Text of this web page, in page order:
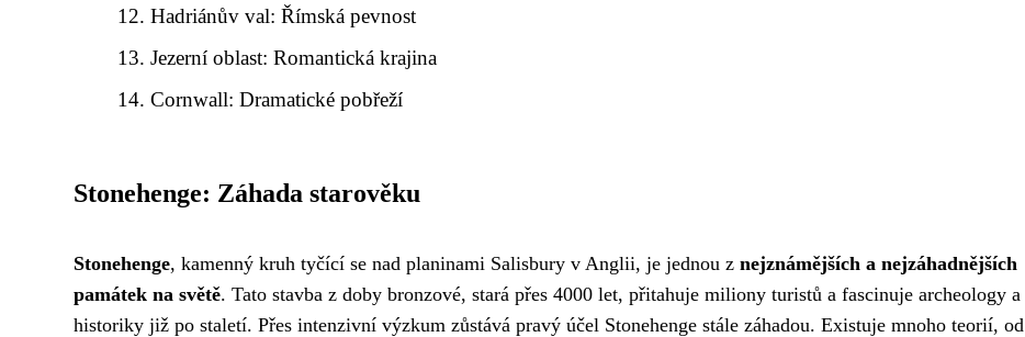
Hadriánův val: Římská pevnost
Jezerní oblast: Romantická krajina
Cornwall: Dramatické pobřeží
Stonehenge: Záhada starověku
Stonehenge, kamenný kruh tyčící se nad planinami Salisbury v Anglii, je jednou z nejznámějších a nejzáhadnějších
památek na světě. Tato stavba z doby bronzové, stará přes 4000 let, přitahuje miliony turistů a fascinuje archeology a
historiky již po staletí. Přes intenzivní výzkum zůstává pravý účel Stonehenge stále záhadou. Existuje mnoho teorií, od